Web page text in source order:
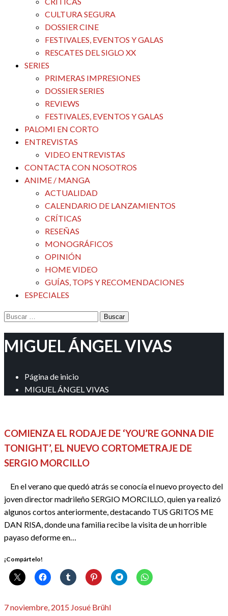
CULTURA SEGURA
DOSSIER CINE
FESTIVALES, EVENTOS Y GALAS
RESCATES DEL SIGLO XX
SERIES
PRIMERAS IMPRESIONES
DOSSIER SERIES
REVIEWS
FESTIVALES, EVENTOS Y GALAS
PALOMI EN CORTO
ENTREVISTAS
VIDEO ENTREVISTAS
CONTACTA CON NOSOTROS
ANIME / MANGA
ACTUALIDAD
CALENDARIO DE LANZAMIENTOS
CRÍTICAS
RESEÑAS
MONOGRÁFICOS
OPINIÓN
HOME VIDEO
GUÍAS, TOPS Y RECOMENDACIONES
ESPECIALES
Buscar:
MIGUEL ÁNGEL VIVAS
Página de inicio
MIGUEL ÁNGEL VIVAS
COMIENZA EL RODAJE DE ‘YOU’RE GONNA DIE
TONIGHT’, EL NUEVO CORTOMETRAJE DE
SERGIO MORCILLO
En el verano que quedó atrás se conocía el nuevo proyecto del
joven director madrileño SERGIO MORCILLO, quien ya realizó
algunos cortos anteriormente, destacando TUS GRITOS ME
DAN RISA, donde una familia recibe la visita de un horrible
payaso deforme en…
¡Compártelo!
Publicado
7 noviembre, 2015 Josué Brühl